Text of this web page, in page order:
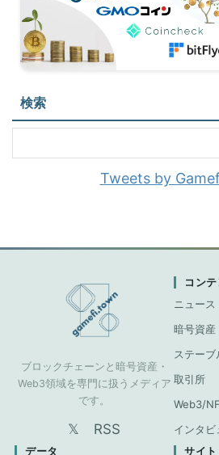
検索
Tweets by
ブロックチェーンと暗号資産・
Web3領域を専門に扱うメディア
です。
𝕏 RSS
コン
ニュース
暗号資産
ステーブ
取引所
Web3/
インタビ
データ サイ